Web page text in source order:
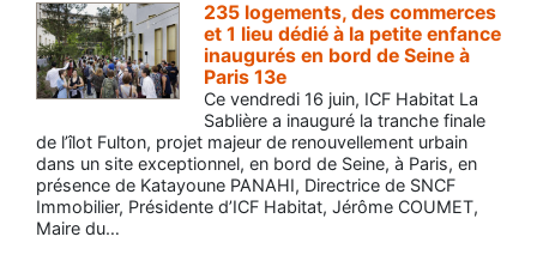
235 logements, des commerces
et 1 lieu dédié à la petite enfance
inaugurés en bord de Seine à
Paris 13e
Ce vendredi 16 juin, ICF Habitat La
Sablière a inauguré la tranche finale
de l’îlot Fulton, projet majeur de renouvellement urbain
dans un site exceptionnel, en bord de Seine, à Paris, en
présence de Katayoune PANAHI, Directrice de SNCF
Immobilier, Présidente d’ICF Habitat, Jérôme COUMET,
Maire du…